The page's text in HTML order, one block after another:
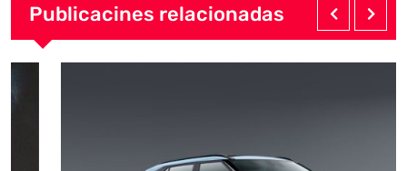
Publicacines relacionadas